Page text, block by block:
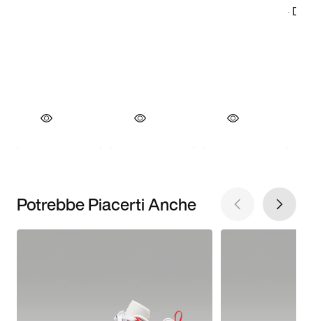
Potrebbe Piacerti Anche